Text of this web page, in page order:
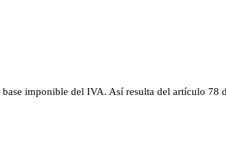
imponible del IVA. Así resulta del artículo 78